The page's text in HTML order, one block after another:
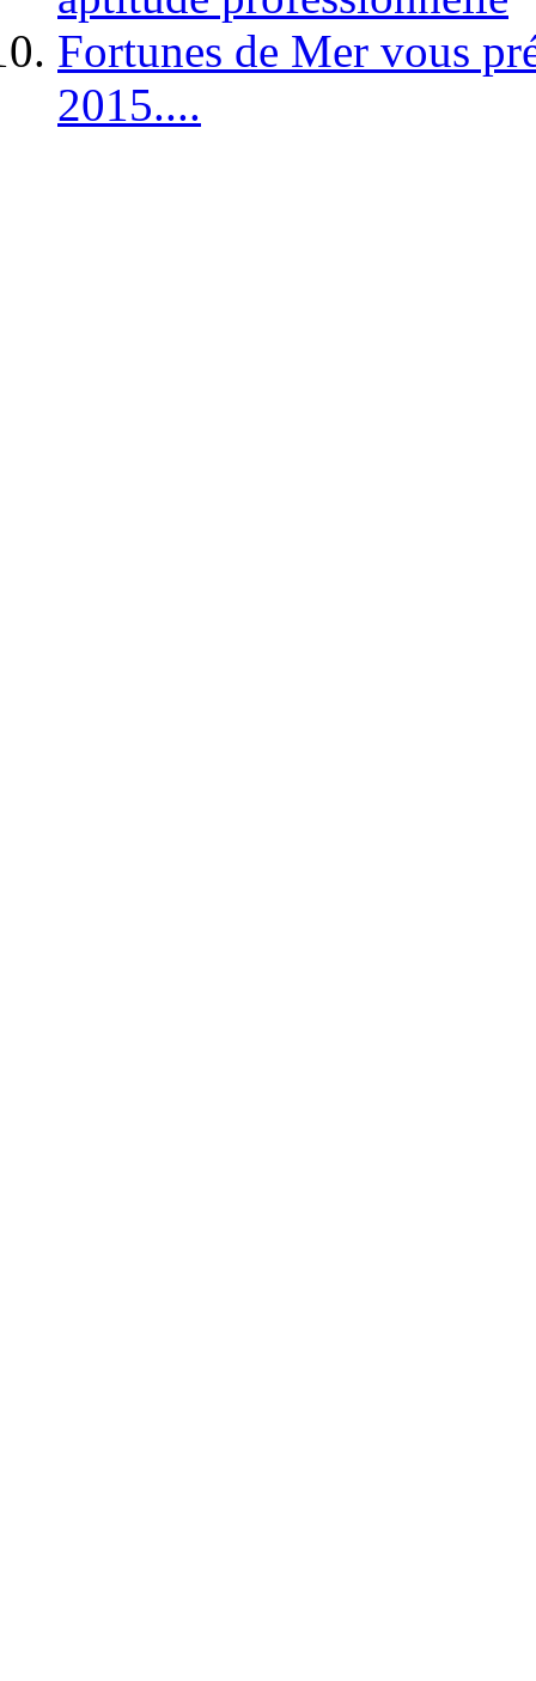
Fortunes de Mer vous
2015....